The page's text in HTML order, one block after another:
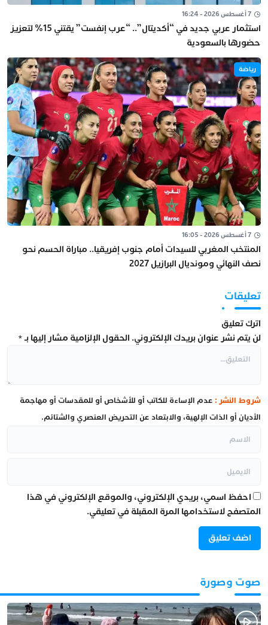
7 أغسطس 2026 - 16:24
استثمار عربي جديد في “أكديتال”.. “عرب إنفست” يقتني 15% لتعزيز
حضورها بالسعودية
رياضة
7 أغسطس 2026 - 16:05
المنتخب المغربي للسيدات أمام جنوب إفريقيا.. مباراة الحسم نحو
نصف النهائي ومونديال البرازيل 2027
تعليقات
اترك تعليق
لن يتم نشر عنوان بريدك الإلكتروني. الحقول الإلزامية مشار إليها بـ*
شروط النشر : عدم الإساءة للكاتب أو للأشخاص أو للمقدسات أو مهاجمة
الأديان أو الذات الإلهية، والابتعاد عن التحريض العنصري والشتائم.
احفظ اسمي، بريدي الإلكتروني، والموقع الإلكتروني في هذا
المتصفح لاستخدامها المرة المقبلة في تعليقي.
صوت وصورة